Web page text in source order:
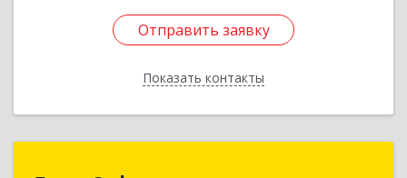
Отправить заявку
Показать контакты
Отправить заявку
Назад